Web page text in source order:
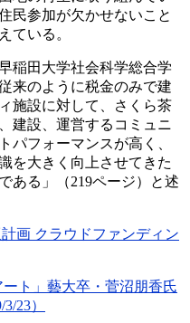
民参加が欠かせないこと
ている。
稲田大学社会科学総合学
来のように税金のみで建
施設に対して、さくら茶
建設、運営するコミュニ
パフォーマンスが高く、
を大きく向上させてきた
ある」（219ページ）と述
画 クラウドファンディン
ト」藝大卒・菅沼朋香氏
23）